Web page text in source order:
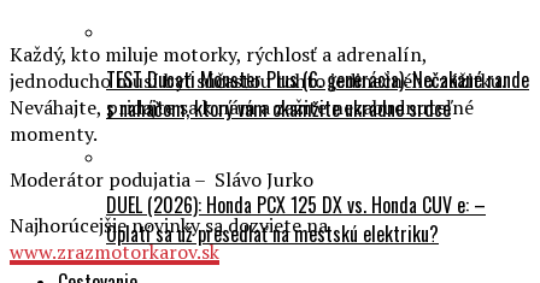
TEST Ducati Monster Plus (6. generácia): Nečakané rande
s naháčom, ktorý vám okamžite ukradne srdce
DUEL (2026): Honda PCX 125 DX vs. Honda CUV e: –
Oplatí sa už presedlať na mestskú elektriku?
Každý, kto miluje motorky, rýchlosť a adrenalín,
jednoducho musí byť súčasťou tohto jedinečného zážitku.
Neváhajte, pridajte sa k nám a zažite nezabudnuteľné
momenty.
Moderátor podujatia – Slávo Jurko
Najhorúcejšie novinky sa dozviete na
www.zrazmotorkarov.sk